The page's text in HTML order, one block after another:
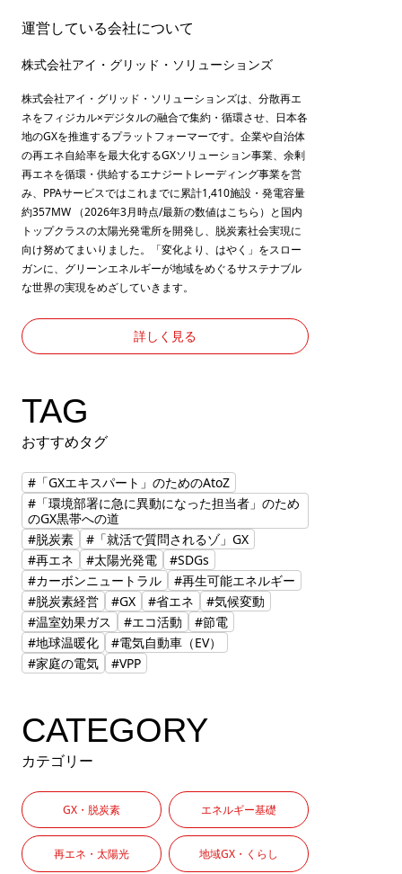
運営している会社について
株式会社アイ・グリッド・ソリューションズ
株式会社アイ・グリッド・ソリューションズは、分散再エ
ネをフィジカル×デジタルの融合で集約・循環させ、日本各
地のGXを推進するプラットフォーマーです。企業や自治体
の再エネ自給率を最大化するGXソリューション事業、余剰
再エネを循環・供給するエナジートレーディング事業を営
み、PPAサービスではこれまでに累計1,410施設・発電容量
約357MW （2026年3月時点/最新の数値はこちら ）と国内
トップクラスの太陽光発電所を開発し、脱炭素社会実現に
向け努めてまいりました。「変化より、はやく」をスロー
ガンに、グリーンエネルギーが地域をめぐるサステナブル
な世界の実現をめざしていきます。
詳しく見る
TAG
おすすめタグ
#「GXエキスパート」のためのAtoZ
#「環境部署に急に異動になった担当者」のため
のGX黒帯への道
#脱炭素
#「就活で質問されるゾ」GX
#再エネ
#太陽光発電
#SDGs
#カーボンニュートラル
#再生可能エネルギー
#脱炭素経営
#GX #省エネ
#気候変動
#温室効果ガス
#エコ活動
#節電
#地球温暖化
#電気自動車（EV）
#家庭の電気
#VPP
CATEGORY
カテゴリー
GX・脱炭素 エネルギー基礎
再エネ・太陽光 地域GX・くらし